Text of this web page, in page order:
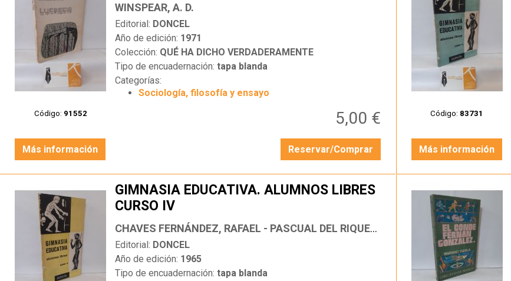
Código: 91552
WINSPEAR, A. D.
Editorial: DONCEL
Año de edición: 1971
Colección: QUÉ HA DICHO VERDADERAMENTE
Tipo de encuadernación:tapa blanda
Categorías:
Sociología, filosofía y ensayo
5,00 €
Más información Reservar/Comprar
Código: 83731
Más información
GIMNASIA EDUCATIVA. ALUMNOS LIBRES
CURSO IV
CHAVES FERNÁNDEZ, RAFAEL - PASCUAL DEL RIQUELME, ANTONIO
Editorial: DONCEL
Año de edición: 1965
Tipo de encuadernación:tapa blanda